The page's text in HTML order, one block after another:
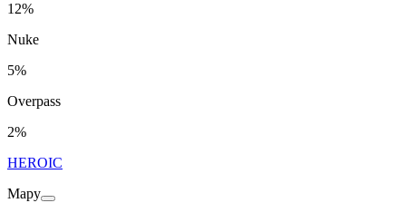
12%
Nuke
5%
Overpass
2%
HEROIC
Mapy